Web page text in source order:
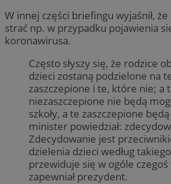
W innej części briefingu wyjaśnił,
strać np. w przypadku pojawienia
koronawirusa.
Często słyszy się, że rodzice
dzieci zostaną podzielone na
zaszczepione i te, które nie; a
niezaszczepione nie będą
szkoły, a te zaszczepione
minister powiedział:
Zdecydowanie jest
dzielenia dzieci według
przewiduje się w ogóle czegoś
zapewniał prezydent.